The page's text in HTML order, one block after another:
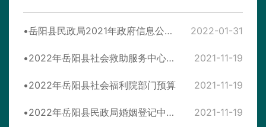
岳阳县民政局2021年政府信息公开年度报告 2022-01-31
2022年岳阳县社会救助服务中心部门预算 2021-11-19
2022年岳阳县社会福利院部门预算 2021-11-19
2022年岳阳县民政局婚姻登记中心部门预算 2021-11-19